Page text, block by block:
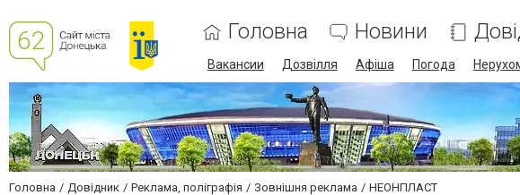
Головна Новини
Вакансии Дозвілля Афіша Погода
Головна Довідник Реклама, поліграфія Зовнішня реклама НЕОНПЛАСТ